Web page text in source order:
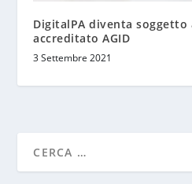
DigitalPA diventa soggetto
accreditato AGID
3 Settembre 2021